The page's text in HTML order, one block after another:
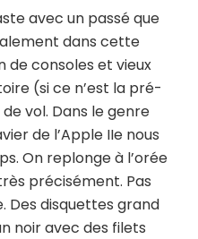
avec un passé que
dans cette
de consoles et vieux
(si ce n’est la pré-
vol. Dans le genre
de l’Apple IIe nous
On replonge à l’orée
précisément. Pas
Des disquettes grand
noir avec des filets